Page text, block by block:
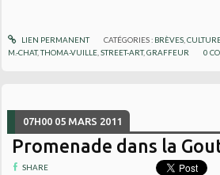
LIEN PERMANENT CATÉGORIES : BRÈVES,
M.-CHAT,THOMA-VUILLE ,STREET-ART,GRAFFEUR 0
07H00 05 MARS 2011
Promenade dans la
SHARE